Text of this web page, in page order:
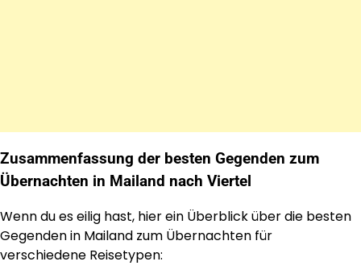
Zusammenfassung der besten Gegenden zum
Übernachten in Mailand nach Viertel
Wenn du es eilig hast, hier ein Überblick über die besten
Gegenden in Mailand zum Übernachten für
verschiedene Reisetypen: